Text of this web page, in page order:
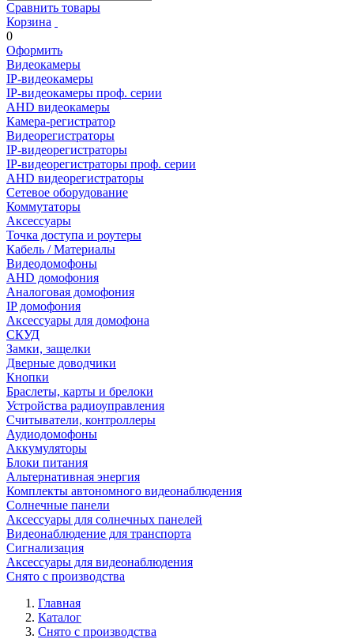
Сравнить товары
Корзина
0
Оформить
Видеокамеры
IP-видеокамеры
IP-видеокамеры проф. серии
AHD видеокамеры
Камера-регистратор
Видеорегистраторы
IP-видеорегистраторы
IP-видеорегистраторы проф. серии
AHD видеорегистраторы
Сетевое оборудование
Коммутаторы
Аксессуары
Точка доступа и роутеры
Кабель / Материалы
Видеодомофоны
AHD домофония
Аналоговая домофония
IP домофония
Аксессуары для домофона
СКУД
Замки, защелки
Дверные доводчики
Кнопки
Браслеты, карты и брелоки
Устройства радиоуправления
Считыватели, контроллеры
Аудиодомофоны
Аккумуляторы
Блоки питания
Альтернативная энергия
Комплекты автономного видеонаблюдения
Солнечные панели
Аксессуары для солнечных панелей
Видеонаблюдение для транспорта
Сигнализация
Аксессуары для видеонаблюдения
Снято с производства
Главная
Каталог
Снято с производства